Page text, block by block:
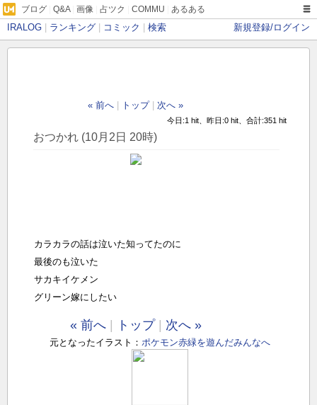
ブログ Q&A| 画像 占ツク COMMU あるある
IRALOG ランキング コミック 検索 新規登録/ログイン
« 前へ トップ 次へ »
今日:1 hit、昨日:0 hit、合計:351 hit
おつかれ (10月2日 20時)
カラカラの話は泣いた知ってたのに
最後のも泣いた
サカキイケメン
グリーン嫁にしたい
« 前へ トップ 次へ »
元となったイラスト： ポケモン赤緑を遊んだみんなへ